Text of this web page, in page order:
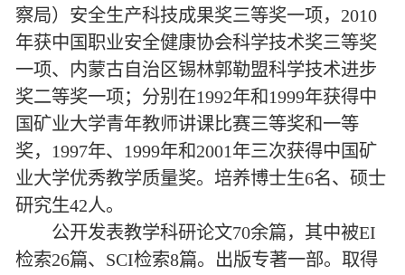
察局）安全生产科技成果奖三等奖一项，2010
年获中国职业安全健康协会科学技术奖三等奖
一项、内蒙古自治区锡林郭勒盟科学技术进步
奖二等奖一项；分别在1992年和1999年获得中
国矿业大学青年教师讲课比赛三等奖和一等
奖，1997年、1999年和2001年三次获得中国矿
业大学优秀教学质量奖。培养博士生6名、硕士
研究生42人。
公开发表教学科研论文70余篇，其中被EI
检索26篇、SCI检索8篇。出版专著一部。取得